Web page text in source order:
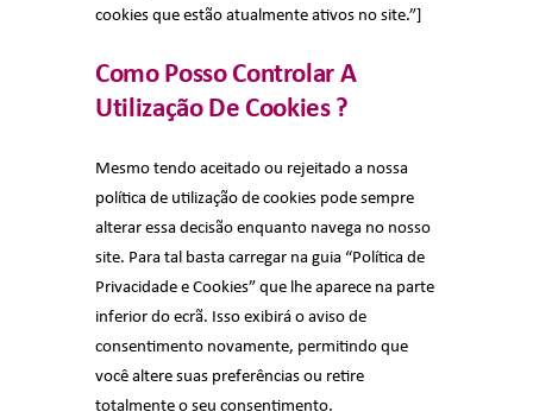
cookies que estão atualmente ativos no site.”]
Como Posso Controlar A
Utilização De Cookies ?
Mesmo tendo aceitado ou rejeitado a nossa
política de utilização de cookies pode sempre
alterar essa decisão enquanto navega no nosso
site. Para tal basta carregar na guia “Política de
Privacidade e Cookies” que lhe aparece na parte
inferior do ecrã. Isso exibirá o aviso de
consentimento novamente, permitindo que
você altere suas preferências ou retire
totalmente o seu consentimento.